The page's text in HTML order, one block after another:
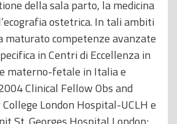
della sala parto, la medicina
ostetrica. In tali ambiti
maturato competenze avanzate
in Centri di Eccellenza in
materno-fetale in Italia e
Clinical Fellow Obs and
London Hospital-UCLH e